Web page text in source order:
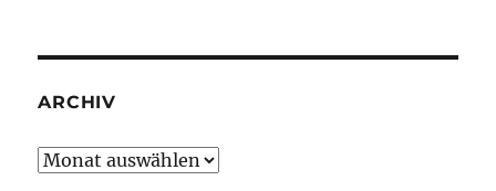
ARCHIV
Archiv